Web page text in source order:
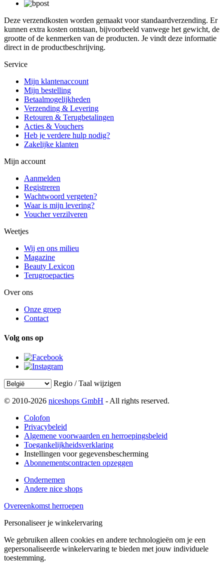
Deze verzendkosten worden gemaakt voor standaardverzending. Er
kunnen extra kosten ontstaan, bijvoorbeeld vanwege het gewicht, de
grootte of de kenmerken van de producten. Je vindt deze informatie
direct in de productbeschrijving.
Service
Mijn klantenaccount
Mijn bestelling
Betaalmogelijkheden
Verzending & Levering
Retouren & Terugbetalingen
Acties & Vouchers
Heb je verdere hulp nodig?
Zakelijke klanten
Mijn account
Aanmelden
Registreren
Wachtwoord vergeten?
Waar is mijn levering?
Voucher verzilveren
Weetjes
Wij en ons milieu
Magazine
Beauty Lexicon
Terugroepacties
Over ons
Onze groep
Contact
Volg ons op
Regio / Taal wijzigen
© 2010-2026 niceshops GmbH - All rights reserved.
Colofon
Privacybeleid
Algemene voorwaarden en herroepingsbeleid
Toegankelijkheidsverklaring
Instellingen voor gegevensbescherming
Abonnementscontracten opzeggen
Ondernemen
Andere nice shops
Overeenkomst herroepen
Personaliseer je winkelervaring
We gebruiken alleen cookies en andere technologieën om je een
gepersonaliseerde winkelervaring te bieden met jouw individuele
toestemming.